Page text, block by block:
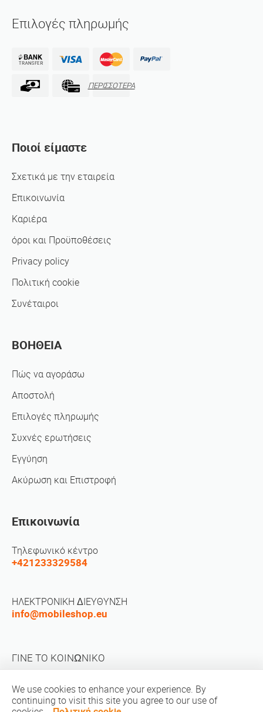
Επιλογές πληρωμής
ΠΕΡΙΣΣΟΤΕΡΑ
Ποιοί είμαστε
Σχετικά με την εταιρεία
Επικοινωνία
Καριέρα
όροι και Προϋποθέσεις
Privacy policy
Πολιτική cookie
Συνέταιροι
ΒΟΗΘΕΙΑ
Πώς να αγοράσω
Αποστολή
Επιλογές πληρωμής
Συχνές ερωτήσεις
Εγγύηση
Ακύρωση και Επιστροφή
Επικοινωνία
Τηλεφωνικό κέντρο
+421233329584
ΗΛΕΚΤΡΟΝΙΚΗ ΔΙΕΥΘΥΝΣΗ
info@mobileshop.eu
ΓΙΝΕ ΤΟ ΚΟΙΝΩΝΙΚΟ
We use cookies to enhance your experience. By
continuing to visit this site you agree to our use of